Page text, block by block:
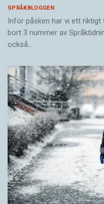
SPRÅKBLOGGEN
Inför påsken har vi ett riktigt
bort 3 nummer av
också…